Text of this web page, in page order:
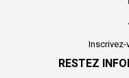
RESTEZ